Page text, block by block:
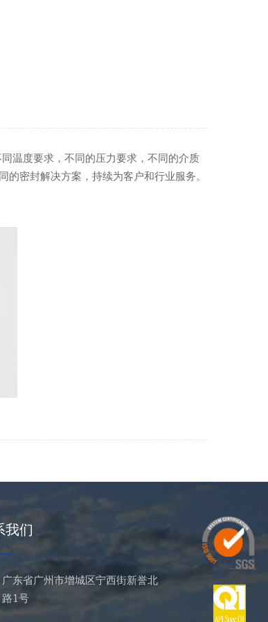
温度要求，不同的压力要求，不同的介质
密封解决方案，持续为客户和行业服务。
我们
广东省广州市增城区宁西街新誉北
路1号